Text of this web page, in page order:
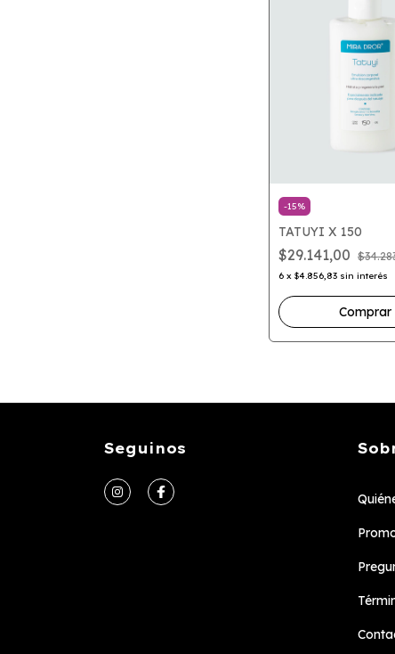
-15%
TATUYI X 150
$29.141,00
6 x $4.856,83 sin interés
Seguinos